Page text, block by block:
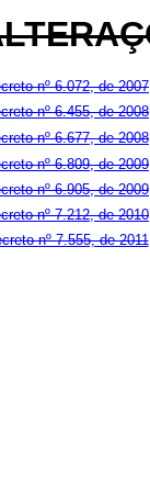
nº 6.072, de 2007
nº 6.455, de 2008
nº 6.677, de 2008
nº 6.809, de 2009
nº 6.905, de 2009
nº 7.212, de 2010
nº 7.555, de 2011